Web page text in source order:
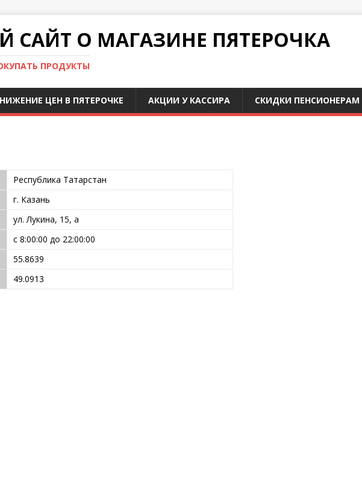
О МАГАЗИНЕ ПЯТЕРОЧКА
ПРОДУКТЫ
ЦЕН В ПЯТЕРОЧКЕ АКЦИИ У КАССИРА СКИДКИ ПЕНСИОНЕРАМ
Республика Татарстан
г. Казань
ул. Лукина, 15, а
с 8:00:00 до 22:00:00
55.8639
49.0913